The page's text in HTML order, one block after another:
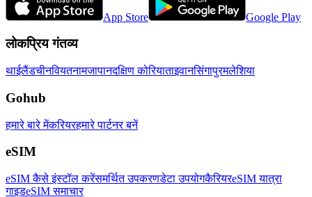
App Store Google Play
लोकप्रिय गंतव्य
थाईलैंडचीनवियतनामजापानदक्षिण कोरियाताइवानसिंगापुरमलेशिया
Gohub
हमारे बारे मेंकरियरहमारे पार्टनर बनें
eSIM
eSIM कैसे इंस्टॉल करेंसमर्थित उपकरणडेटा उपयोगकैरियरeSIM यात्रा
गाइडeSIM समाचार